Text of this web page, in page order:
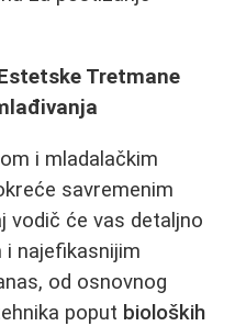
Tretmane
i mladalačkim
savremenim
vodič će vas detaljno
i najefikasnijim
od osnovnog
poput bioloških